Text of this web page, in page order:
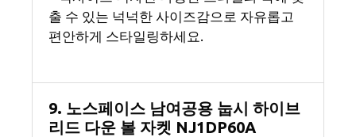
출 수 있는 넉넉한 사이즈감으로 자유롭고
편안하게 스타일링하세요.
9. 노스페이스 남여공용 눕시 하이브
리드 다운 볼 자켓 NJ1DP60A